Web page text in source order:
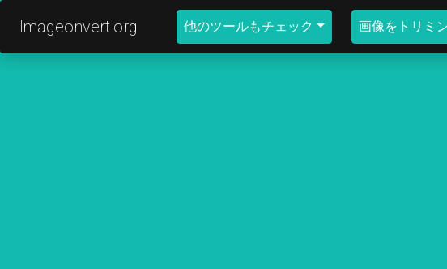
Imageonvert.org 他のツールもチェック 画像をトリミ